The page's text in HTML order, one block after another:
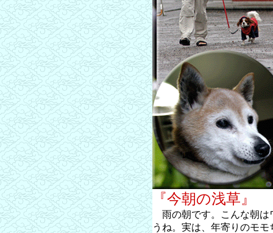
『今朝の浅草』
雨の朝です。こんな朝は
うね。実は、年寄りのモ